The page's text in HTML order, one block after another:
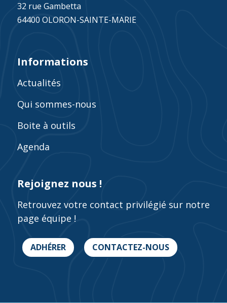
32 rue Gambetta
64400 OLORON-SAINTE-MARIE
Informations
Actualités
Qui sommes-nous
Boite à outils
Agenda
Rejoignez nous !
Retrouvez votre contact privilégié sur notre
page équipe !
ADHÉRER CONTACTEZ-NOUS